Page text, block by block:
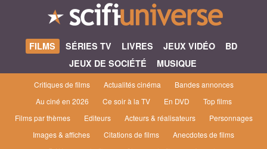
FILMS SÉRIES TV LIVRES JEUX VIDÉO
BD
JEUX DE SOCIÉTÉ
MUSIQUE
Critiques de films Actualités cinéma
Bandes annonces
Au ciné en 2026
Ce soir à la TV En DVD
Top films
Films par thèmes
Editeurs Acteurs & réalisateurs
Personnages
Images & affiches
Citations de films
Anecdotes de films